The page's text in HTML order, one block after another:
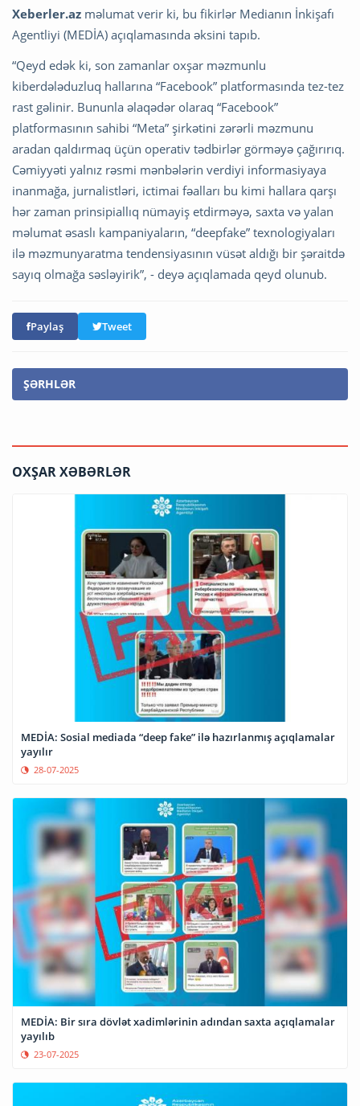
Xeberler.az məlumat verir ki, bu fikirlər Medianın İnkişafı
Agentliyi (MEDİA) açıqlamasında əksini tapıb.
“Qeyd edək ki, son zamanlar oxşar məzmunlu
kiberdələduzluq hallarına “Facebook” platformasında tez-tez
rast gəlinir. Bununla əlaqədər olaraq “Facebook”
platformasının sahibi “Meta” şirkətini zərərli məzmunu
aradan qaldırmaq üçün operativ tədbirlər görməyə çağırırıq.
Cəmiyyəti yalnız rəsmi mənbələrin verdiyi informasiyaya
inanmağa, jurnalistləri, ictimai fəalları bu kimi hallara qarşı
hər zaman prinsipiallıq nümayiş etdirməyə, saxta və yalan
məlumat əsaslı kampaniyaların, “deepfake” texnologiyaları
ilə məzmunyaratma tendensiyasının vüsət aldığı bir şəraitdə
sayıq olmağa səsləyirik”, - deyə açıqlamada qeyd olunub.
Paylaş Tweet
ŞƏRHLƏR
OXŞAR XƏBƏRLƏR
MEDİA: Sosial mediada “deep fake” ilə hazırlanmış açıqlamalar
yayılır
28-07-2025
MEDİA: Bir sıra dövlət xadimlərinin adından saxta açıqlamalar
yayılıb
23-07-2025